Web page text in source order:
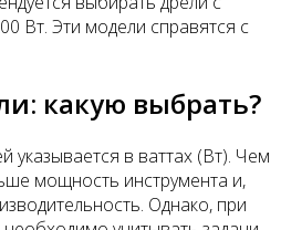
Вт. Эти модели справятся с
какую выбрать?
в ваттах (Вт). Чем
мощность инструмента и,
Однако, при